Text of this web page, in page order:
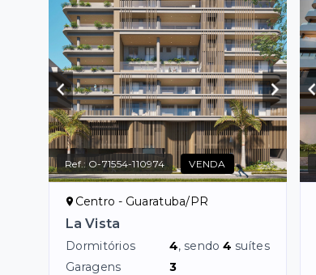
Ref.:O-71554-110974 VENDA
Centro - Guaratuba/PR
La Vista
Dormitórios 4, sendo4 suítes
Garagens
3